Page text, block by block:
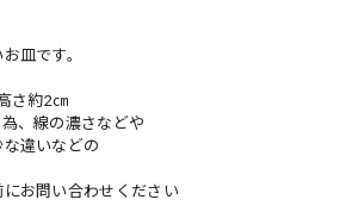
皿です。
さ約2㎝
、線の濃さなどや
違いなどの
お問い合わせください